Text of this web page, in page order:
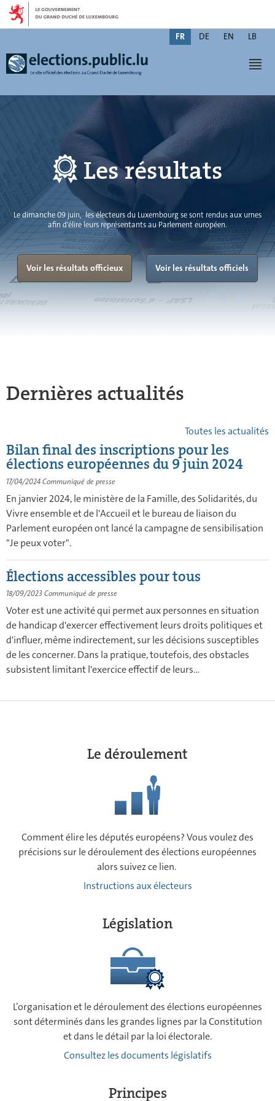
Aller
navigation
Aller
Changer
FR DE EN LB
Les résultats
Le dimanche 09 juin, les électeurs du Luxembourg se sont rendus aux urnes
afin d’élire leurs représentants au Parlement européen.
Voir les résultats officieux Voir les résultats officiels
Dernières actualités
Toutes les actualités
Bilan final des inscriptions pour les
élections européennes du 9 juin 2024
17/04/2024Communiqué de presse
En janvier 2024, le ministère de la Famille, des Solidarités, du
Vivre ensemble et de l'Accueil et le bureau de liaison du
Parlement européen ont lancé la campagne de sensibilisation
"Je peux voter".
Élections accessibles pour tous
18/09/2023Communiqué de presse
Voter est une activité qui permet aux personnes en situation
de handicap d'exercer effectivement leurs droits politiques et
d'influer, même indirectement, sur les décisions susceptibles
de les concerner. Dans la pratique, toutefois, des obstacles
subsistent limitant l'exercice effectif de leurs...
Le déroulement
Comment élire les députés européens? Vous voulez des
précisions sur le déroulement des élections européennes
alors suivez ce lien.
Instructions aux électeurs
Législation
L’organisation et le déroulement des élections européennes
sont déterminés dans les grandes lignes par la Constitution
et dans le détail par la loi électorale.
Consultez les documents législatifs
Principes